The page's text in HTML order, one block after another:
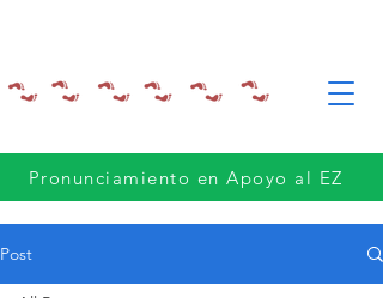
Pronunciamiento en Apoyo al EZ
Post